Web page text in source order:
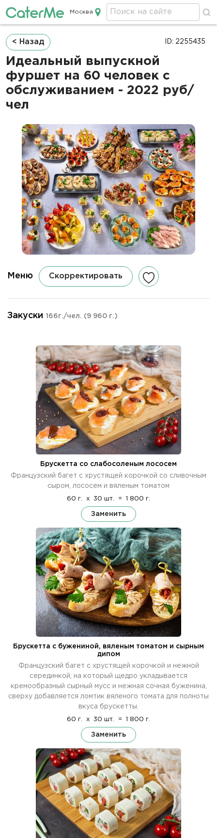
Кейтеринг в Москве
Москва
Строка
навигации
< Назад
Идеальный выпускной
фуршет на 60 человек с
обслуживанием - 2022 руб/
чел
ID: 2255435
Меню Скорректировать
Закуски 166г./чел. (9 960 г.)
Брускетта со слабосоленым лососем
Французский багет с хрустящей корочкой со сливочным
сыром, лососем и вяленым томатом
60 г. x 30 шт. = 1 800 г.
Заменить
Брускетта с бужениной, вяленым томатом и сырным
дипом
Французский багет с хрустящей корочкой и нежной
серединкой, на который щедро укладывается
кремообразный сырный мусс и нежная сочная буженина,
сверху добавляется ломтик вяленого томата для полноты
вкуса брускетты.
60 г. x 30 шт. = 1 800 г.
Заменить